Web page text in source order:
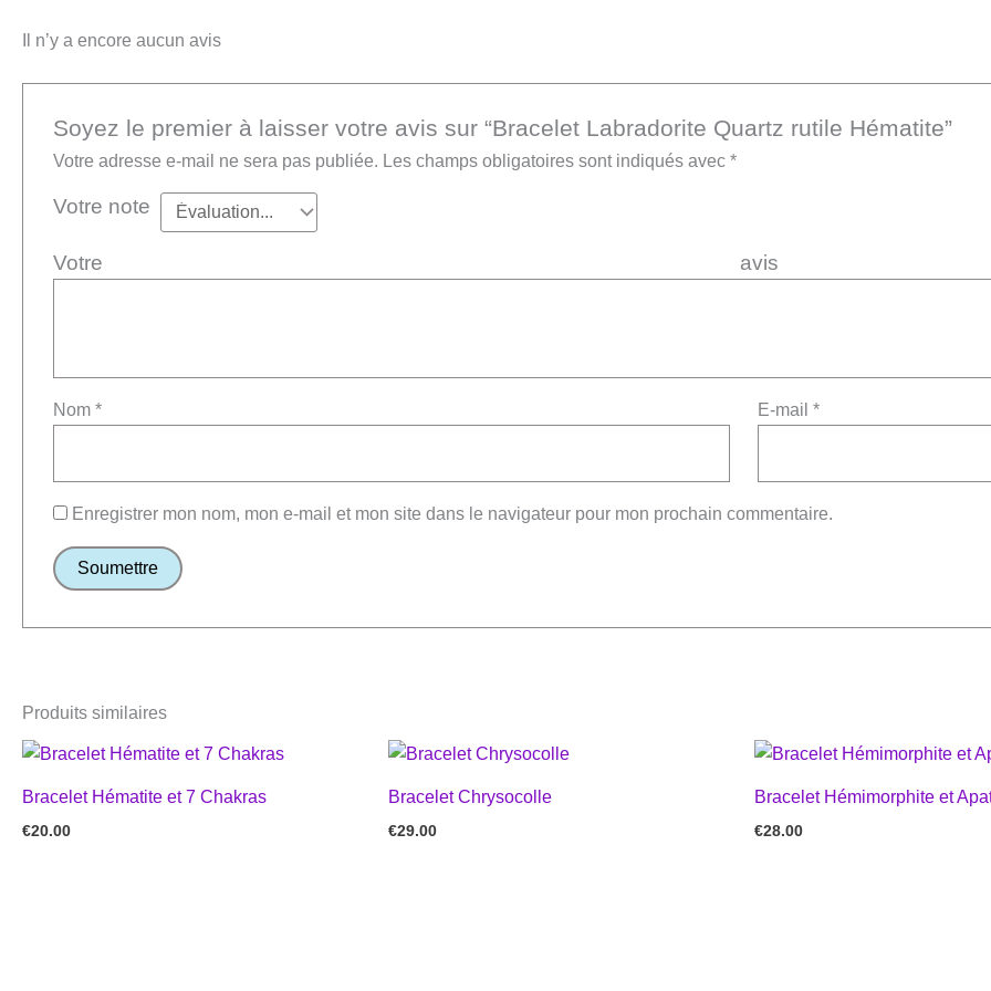
Il n’y a encore aucun avis
Soyez le premier à laisser votre avis sur “Bracelet Labradorite Quartz rutile Hématite”
Votre adresse e-mail ne sera pas publiée. Les champs obligatoires sont indiqués avec *
Votre note
Votre
Nom * E-mail *
Enregistrer mon nom, mon e-mail et mon site dans le navigateur pour mon prochain commentaire.
Produits similaires
Bracelet Hématite et 7 Chakras
€20.00
Bracelet Chrysocolle
€29.00
Bracelet Hémimorphite et
€28.00